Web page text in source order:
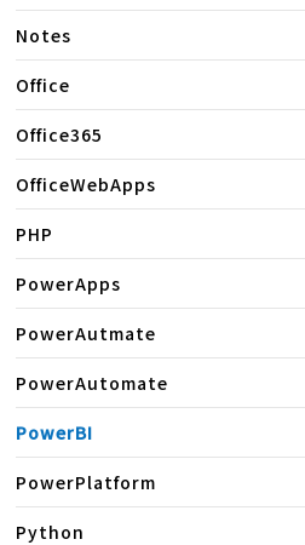
Notes
Office
Office365
OfficeWebApps
PHP
PowerApps
PowerAutmate
PowerAutomate
PowerBI
PowerPlatform
Python